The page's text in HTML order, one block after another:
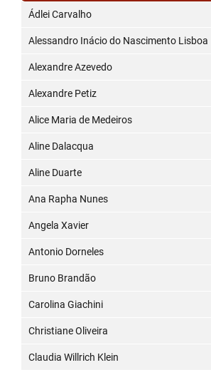
Ádlei Carvalho
Alessandro Inácio do Nascimento Lisboa
Alexandre Azevedo
Alexandre Petiz
Alice Maria de Medeiros
Aline Dalacqua
Aline Duarte
Ana Rapha Nunes
Angela Xavier
Antonio Dorneles
Bruno Brandão
Carolina Giachini
Christiane Oliveira
Claudia Willrich Klein